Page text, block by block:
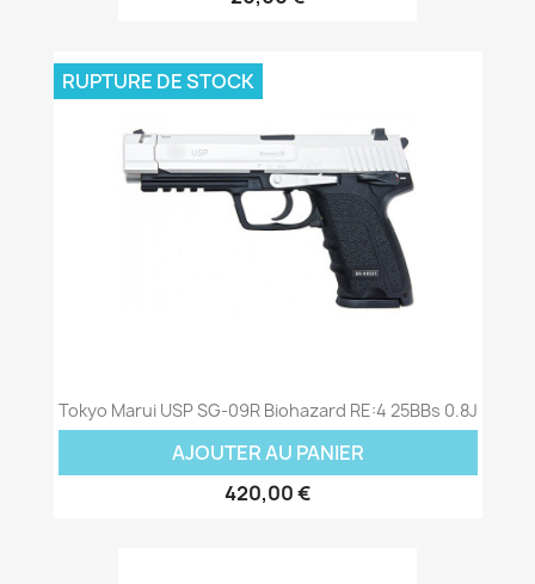
Tokyo Marui USP SG-09R Biohazard RE:4 25BBs 0.8J
AJOUTER AU PANIER
420,00 €
RUPTURE DE STOCK